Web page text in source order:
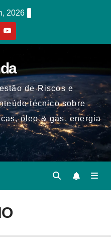
2026
de Riscos e
técnico sobre
óleo & gás, energia